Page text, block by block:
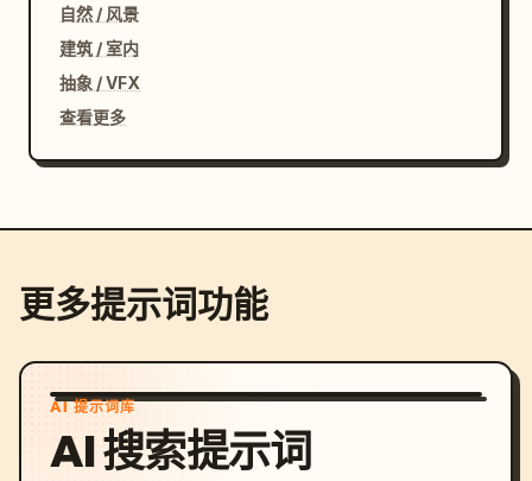
自然 / 风景
建筑 / 室内
抽象 / VFX
查看更多
更多提示词功能
AI 提示词库
AI 搜索提示词